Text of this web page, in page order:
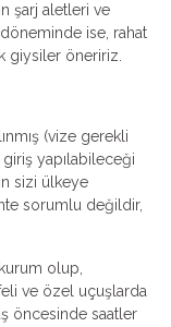
şarj aletleri ve
ise, rahat
giysiler öneririz.
(vize gerekli
yapılabileceği
sizi ülkeye
sorumlu değildir,
olup,
ve özel uçuşlarda
öncesinde saatler